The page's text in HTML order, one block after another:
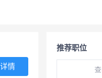
推荐职位
情